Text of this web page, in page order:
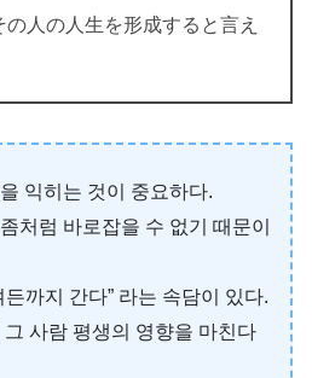
人の人生を形成すると言え
익히는 것이 중요하다.
처럼 바로잡을 수 없기 때문이
까지 간다” 라는 속담이 있다.
사람 평생의 영향을 마친다